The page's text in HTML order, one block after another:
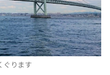
ぐります